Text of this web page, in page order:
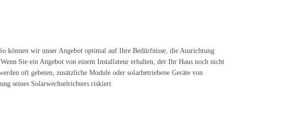
können wir unser Angebot optimal auf Ihre Bedürfnisse, die Ausrichtung
Sie ein Angebot von einem Installateur erhalten, der Ihr Haus noch nicht
oft gebeten, zusätzliche Module oder solarbetriebene Geräte von
seines Solarwechselrichters riskiert.